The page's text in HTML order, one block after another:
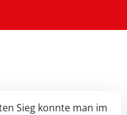
Sieg konnte man im